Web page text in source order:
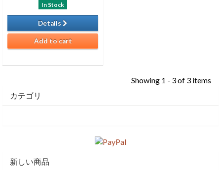
In Stock
Details
Add to cart
Showing 1 - 3 of 3 items
カテゴリ
新しい商品